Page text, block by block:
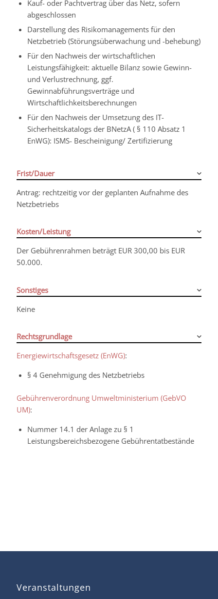
Kauf- oder Pachtvertrag über das Netz, sofern
abgeschlossen
Darstellung des Risikomanagements für den
Netzbetrieb (Störungsüberwachung und -behebung)
Für den Nachweis der wirtschaftlichen
Leistungsfähigkeit: aktuelle Bilanz sowie Gewinn-
und Verlustrechnung, ggf.
Gewinnabführungsverträge und
Wirtschaftlichkeitsberechnungen
Für den Nachweis der Umsetzung des IT-
Sicherheitskatalogs der BNetzA ( § 110 Absatz 1
EnWG): ISMS- Bescheinigung/ Zertifizierung
Frist/Dauer
Antrag: rechtzeitig vor der geplanten Aufnahme des
Netzbetriebs
Kosten/Leistung
Der Gebührenrahmen beträgt EUR 300,00 bis EUR
50.000.
Sonstiges
Keine
Rechtsgrundlage
Energiewirtschaftsgesetz (EnWG):
§ 4 Genehmigung des Netzbetriebs
Gebührenverordnung Umweltministerium (GebVO
UM):
Nummer 14.1 der Anlage zu § 1
Leistungsbereichsbezogene Gebührentatbestände
Veranstaltungen